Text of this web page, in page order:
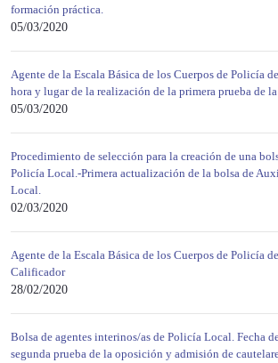
formación práctica.
05/03/2020
Agente de la Escala Básica de los Cuerpos de Policía
hora y lugar de la realización de la primera prueba de
05/03/2020
Procedimiento de selección para la creación de una
Policía Local.-Primera actualización de la bolsa de
Local.
02/03/2020
Agente de la Escala Básica de los Cuerpos de Policía
Calificador
28/02/2020
Bolsa de agentes interinos/as de Policía Local. Fecha
segunda prueba de la oposición y admisión de